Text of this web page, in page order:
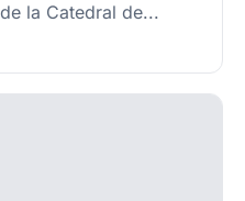
la Catedral de...